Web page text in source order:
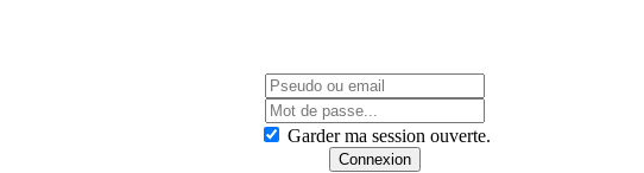
Garder ma session ouverte.